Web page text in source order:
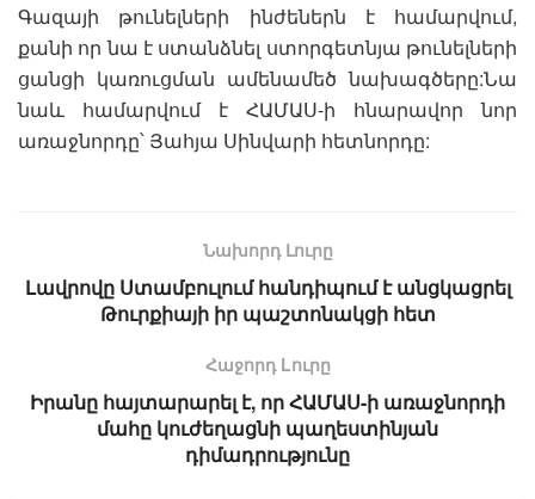
Գազայի թունելների ինժեներն է համարվում,
քանի որ նա է ստանձնել ստորգետնյա թունելների
ցանցի կառուցման ամենամեծ նախագծերը:Նա
նաև համարվում է ՀԱՄԱՍ-ի հնարավոր նոր
առաջնորդը՝ Յահյա Սինվարի հետնորդը:
Նախորդ Լուրը
Լավրովը Ստամբուլում հանդիպում է անցկացրել
Թուրքիայի իր պաշտոնակցի հետ
Հաջորդ Lուրը
Իրանը հայտարարել է, որ ՀԱՄԱՍ-ի առաջնորդի
մահը կուժեղացնի պաղեստինյան
դիմադրությունը